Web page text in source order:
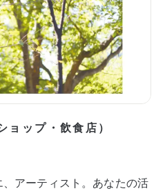
ップ・飲食店）
アーティスト。あなたの活